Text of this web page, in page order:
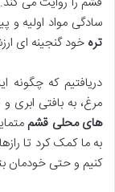
سادگی مواد اولیه و
تره خود گنجینه ای
دریافتیم که چگونه
مرغ، به بافتی ابری
های محلی قشم
به ما کمک کرد تا
کنیم و حتی خودمان